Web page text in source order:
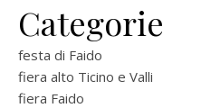
Categorie
festa di Faido
fiera alto Ticino e Valli
fiera Faido